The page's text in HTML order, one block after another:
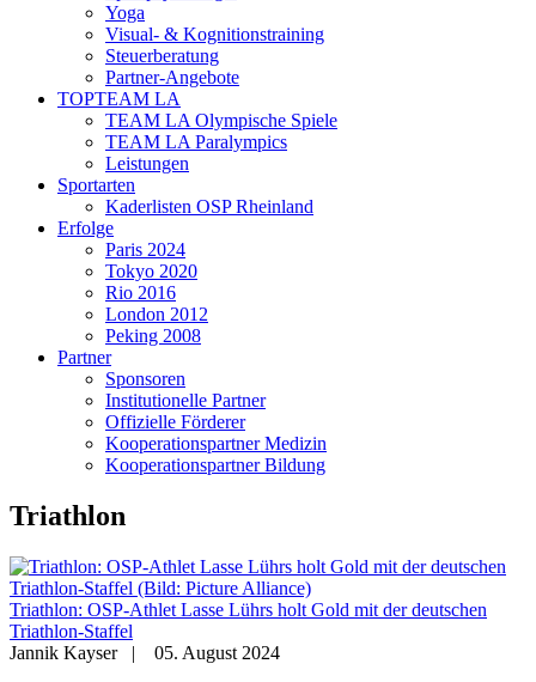
Yoga
Visual- & Kognitionstraining
Steuerberatung
Partner-Angebote
TOPTEAM LA
TEAM LA Olympische Spiele
TEAM LA Paralympics
Leistungen
Sportarten
Kaderlisten OSP Rheinland
Erfolge
Paris 2024
Tokyo 2020
Rio 2016
London 2012
Peking 2008
Partner
Sponsoren
Institutionelle Partner
Offizielle Förderer
Kooperationspartner Medizin
Kooperationspartner Bildung
Triathlon
Triathlon: OSP-Athlet Lasse Lührs holt Gold mit der deutschen
Triathlon-Staffel
Jannik Kayser| 05. August 2024